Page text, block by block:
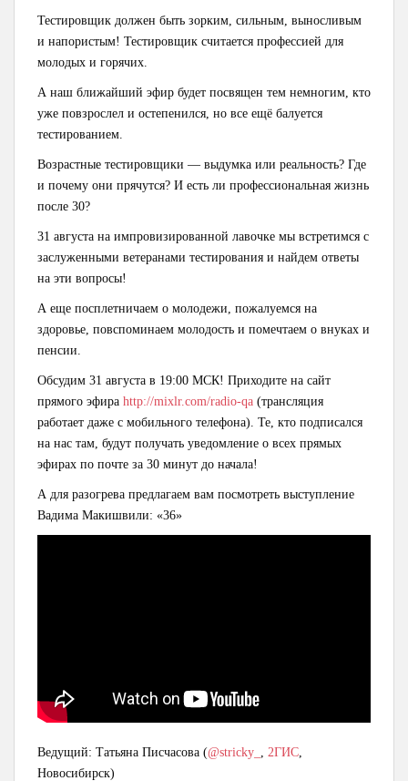
Тестировщик должен быть зорким, сильным, выносливым
и напористым! Тестировщик считается профессией для
молодых и горячих.
А наш ближайший эфир будет посвящен тем немногим, кто
уже повзрослел и остепенился, но все ещё балуется
тестированием.
Возрастные тестировщики — выдумка или реальность? Где
и почему они прячутся? И есть ли профессиональная жизнь
после 30?
31 августа на импровизированной лавочке мы встретимся с
заслуженными ветеранами тестирования и найдем ответы
на эти вопросы!
А еще посплетничаем о молодежи, пожалуемся на
здоровье, повспоминаем молодость и помечтаем о внуках и
пенсии.
Обсудим 31 августа в 19:00 МСК! Приходите на сайт
прямого эфира http://mixlr.com/radio-qa (трансляция
работает даже с мобильного телефона). Те, кто подписался
на нас там, будут получать уведомление о всех прямых
эфирах по почте за 30 минут до начала!
А для разогрева предлагаем вам посмотреть выступление
Вадима Макишвили: «36»
Ведущий: Татьяна Писчасова (@stricky_ 2ГИС
Новосибирск)